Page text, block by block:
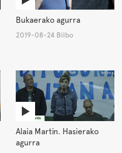
Bukaerako agurra
2019-08-24 Bilbo
Alaia Martin. Hasierako
agurra